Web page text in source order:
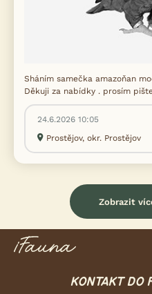
Sháním samečka amazoňan
Děkuji za nabídky . prosím
24.6.2026 10:05
Prostějov, okr. Prostějov
Zobrazit
KONTAKT DO